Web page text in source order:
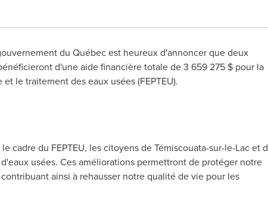
du Québec est heureux d'annoncer que deux
d'une aide financière totale de 3 659 275 $ pour la
le traitement des eaux usées (FEPTEU).
cadre du FEPTEU, les citoyens de Témiscouata-sur-le-Lac et
usées. Ces améliorations permettront de protéger notre
ainsi à rehausser notre qualité de vie pour les